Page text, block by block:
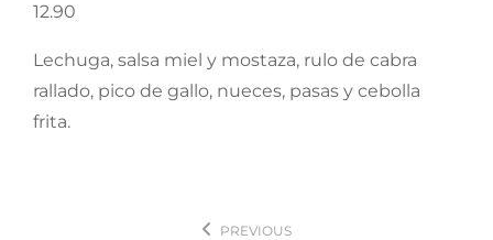
12.90
Lechuga, salsa miel y mostaza, rulo de cabra
rallado, pico de gallo, nueces, pasas y cebolla
frita.
Navegación
PREVIOUS